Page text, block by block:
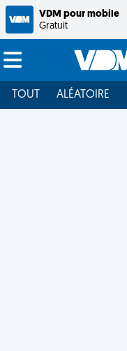
VDM pour mobile
Gratuit
TOUT ALÉATOIRE